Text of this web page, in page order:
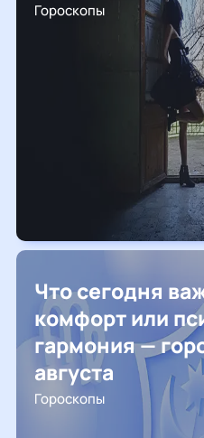
Гороскопы
Что сегодня
комфорт или
гармония —
августа
Гороскопы